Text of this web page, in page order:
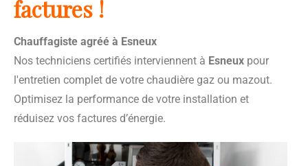
factures !
Chauffagiste agréé à Esneux
Nos techniciens certifiés interviennent à Esneux pour
l'entretien complet de votre chaudière gaz ou mazout.
Optimisez la performance de votre installation et
réduisez vos factures d’énergie.